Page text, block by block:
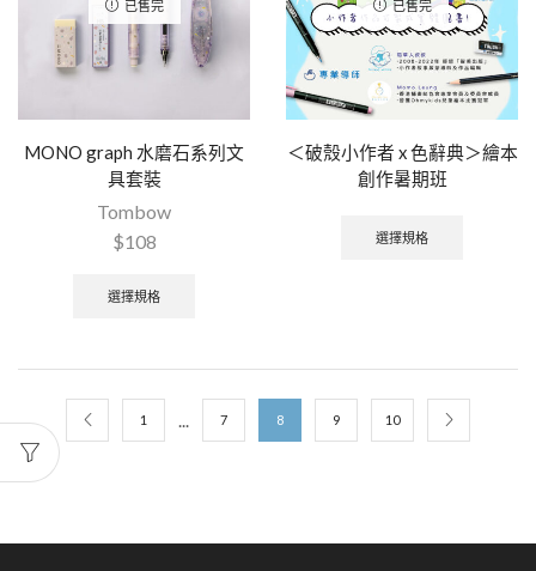
已售完
MONO graph 水磨石系列文
具套裝
Tombow
$108
選擇規格
已售完
＜破殼小作者 x 色辭典＞繪本
創作暑期班
選擇規格
1 ... 7 8 9 10